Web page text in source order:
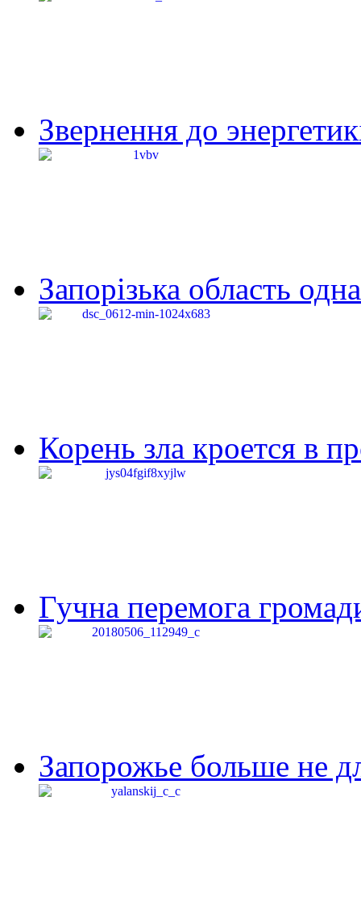
Звернення до
Запорізька область
Корень зла кроется в
Гучна перемога
Запорожье больше не